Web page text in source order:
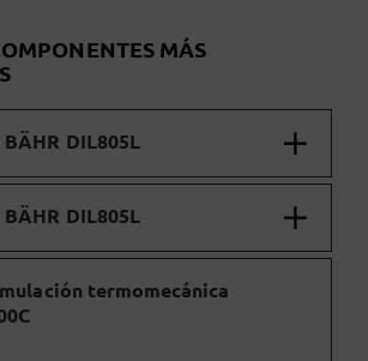
MÁS
DIL805L
DIL805L
termomecánica